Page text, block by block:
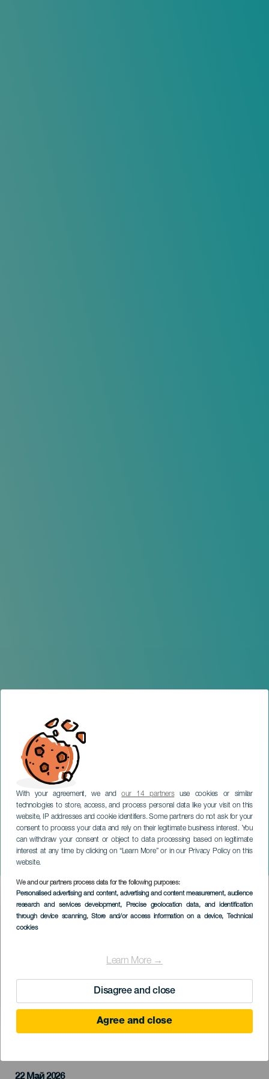
With your agreement, we andour 14 partnersuse cookies or similar
technologies to store, access, and process personal data like your visit on this
website, IP addresses and cookie identifiers. Some partners do not ask for your
consent to process your data and rely on their legitimate business interest. You
can withdraw your consent or object to data processing based on legitimate
interest at any time by clicking on “Learn More” or in our Privacy Policy on this
website.
We and our partners process data for the following purposes:
Personalised advertising and content, advertising and content measurement, audience
research and services development, Precise geolocation data, and identification
through device scanning, Store and/or access information on a device, Technical
cookies
Learn More →
Disagree and close
Agree and close
Сэр Стивен Хаф на
концерте
ГРАН-КАНАРИЯ
Imagen
Listado
22 Май 2026